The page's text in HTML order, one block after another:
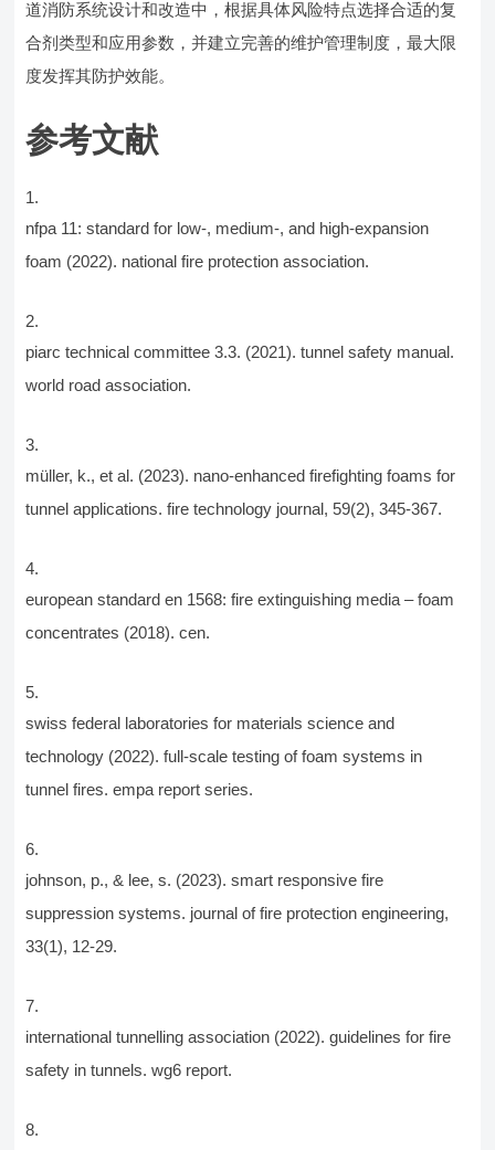
道消防系统设计和改造中，根据具体风险特点选择合适的复
合剂类型和应用参数，并建立完善的维护管理制度，最大限
度发挥其防护效能。
参考文献
nfpa 11: standard for low-, medium-, and high-expansion
foam (2022). national fire protection association.
piarc technical committee 3.3. (2021). tunnel safety manual.
world road association.
müller, k., et al. (2023). nano-enhanced firefighting foams for
tunnel applications. fire technology journal, 59(2), 345-367.
european standard en 1568: fire extinguishing media – foam
concentrates (2018). cen.
swiss federal laboratories for materials science and
technology (2022). full-scale testing of foam systems in
tunnel fires. empa report series.
johnson, p., & lee, s. (2023). smart responsive fire
suppression systems. journal of fire protection engineering,
33(1), 12-29.
international tunnelling association (2022). guidelines for fire
safety in tunnels. wg6 report.